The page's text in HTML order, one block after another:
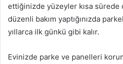
ettiğinizde yüzeyler kısa sürede
düzenli bakım yaptığınızda
yıllarca ilk günkü gibi kalır.
Evinizde parke ve panelleri